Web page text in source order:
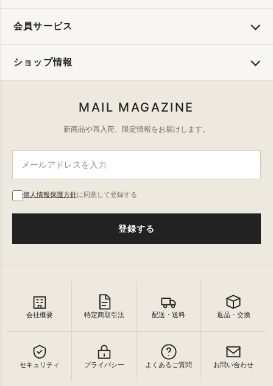
会員サービス
ショップ情報
MAIL MAGAZINE
新商品や再入荷、限定情報をお届けします。
個人情報保護方針に同意して登録する
登録する
会社概要 特定商取引法 配送・送料 返品・交換
セキュリティ プライバシー よくあるご質問 お問い合わせ